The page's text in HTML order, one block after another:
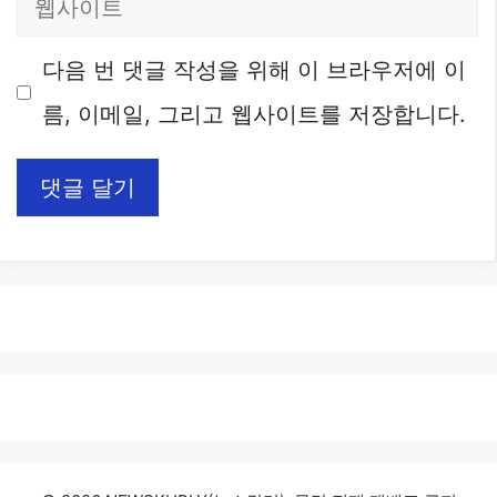
이
다음 번 댓글 작성을 위해 이 브라우저에 이
름, 이메일, 그리고 웹사이트를 저장합니다.